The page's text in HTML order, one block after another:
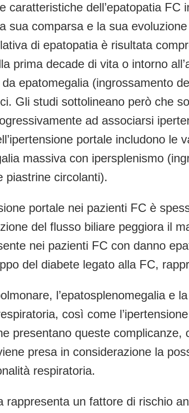
caratteristiche dell’epatopatia
sua comparsa e la sua
di epatopatia è risultata
prima decade di vita o intorno
epatomegalia (ingrossamento
Gli studi sottolineano però che
ad associarsi
portale includono
massiva con ipersplenismo
piastrine circolanti).
portale nei pazienti FC è
del flusso biliare peggiora il
nei pazienti FC con danno
del diabete legato alla FC,
l’epatosplenomegalia e
così come
presentano queste
presa in considerazione la
respiratoria.
rappresenta un fattore di rischio